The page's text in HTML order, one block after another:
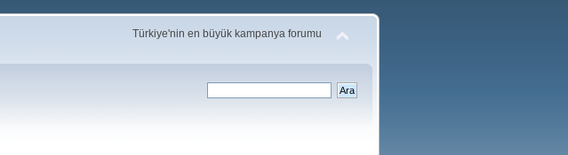
Türkiye'nin en büyük kampanya forumu